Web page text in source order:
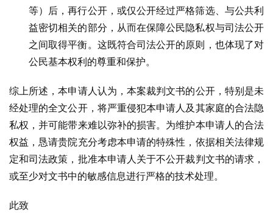
等）后，再行公开，或仅公开经过严格筛选、与公共利
益密切相关的部分，从而在保障公民隐私权与司法公开
之间取得平衡。这既符合司法公开的原则，也体现了对
公民基本权利的尊重和保护。
综上所述，本申请人认为，本案裁判文书的公开，特别是未
经处理的全文公开，将严重侵犯本申请人及其家庭的合法隐
私权，并可能带来难以弥补的损害。为维护本申请人的合法
权益，恳请贵院充分考虑本申请的特殊性，依据相关法律规
定和司法政策，批准本申请人关于不公开裁判文书的请求，
或至少对文书中的敏感信息进行严格的技术处理。
此致